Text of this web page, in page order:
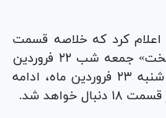
اعلام کرد که خلاصه قسمت
۱۲ تا ۱۷ فصل هفتم سریال «پایتخت» جمعه شب ۲۲ فروردین
از شبکه یک پخش می‌شود و از شنبه ۲۳ فروردین ماه، ادامه
خواهد شد.